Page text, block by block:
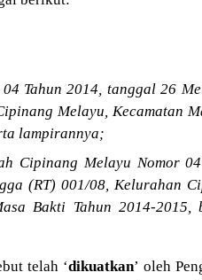
Tahun 2014, tanggal 26
Melayu, Kecamatan
lampirannya;
Cipinang Melayu Nomor 04
(RT) 001/08, Kelurahan
Bakti Tahun 2014-2015,
telah ‘dikuatkan’ oleh